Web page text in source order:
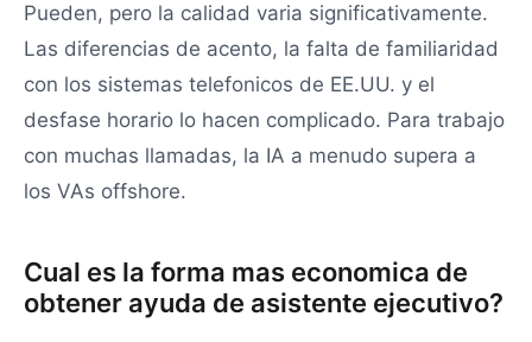
Pueden, pero la calidad varia significativamente.
Las diferencias de acento, la falta de familiaridad
con los sistemas telefonicos de EE.UU. y el
desfase horario lo hacen complicado. Para trabajo
con muchas llamadas, la IA a menudo supera a
los VAs offshore.
Cual es la forma mas economica de
obtener ayuda de asistente ejecutivo?